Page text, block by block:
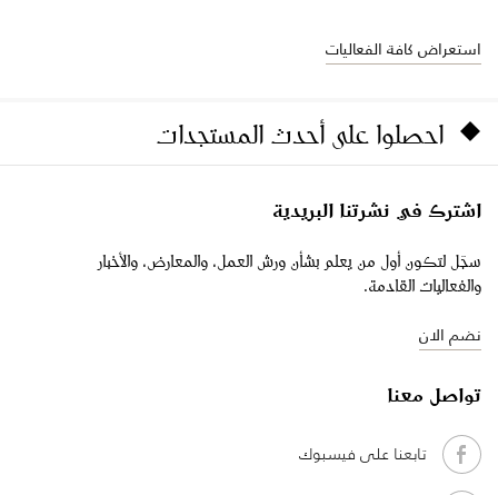
استعراض كافة الفعاليات
احصلوا على أحدث المستجدات
اشترك في نشرتنا البريدية
سجّل لتكون أول من يعلم بشأن ورش العمل، والمعارض، والأخبار
والفعاليات القادمة.
نضم الان
تواصل معنا
تابعنا على فيسبوك